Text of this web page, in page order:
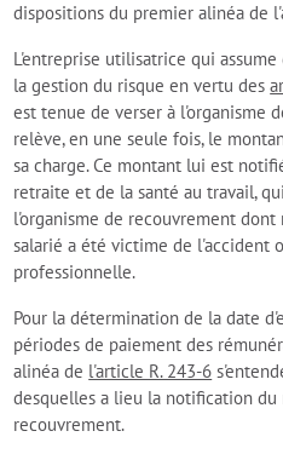
dispositions du premier alinéa de
L'entreprise utilisatrice qui
la gestion du risque en vertu des
est tenue de verser à l'organisme
relève, en une seule fois, le
sa charge. Ce montant lui est
retraite et de la santé au travail,
l'organisme de recouvrement
salarié a été victime de l'accident
professionnelle.
Pour la détermination de la date
périodes de paiement des
alinéa de l'article R. 243-6
desquelles a lieu la notification du
recouvrement.